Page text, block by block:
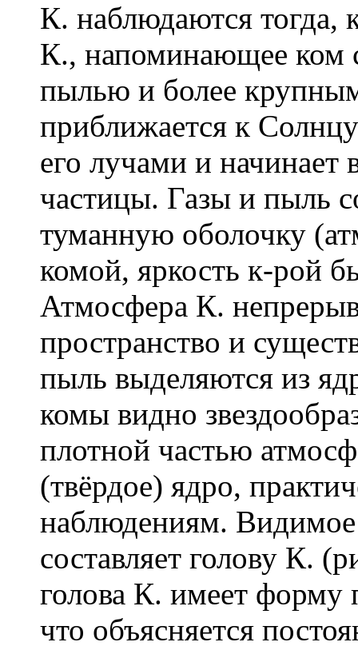
К. наблюдаются тогда,
К., напоминающее ком
пылью и более
приближается к
его лучами и начинает
частицы. Газы и пыль
туманную оболочку
комой, яркость к-рой
Атмосфера К.
пространство и
пыль выделяются из
комы видно
плотной частью
(твёрдое) ядро,
наблюдениям.
составляет голову К.
голова К. имеет
что объясняется